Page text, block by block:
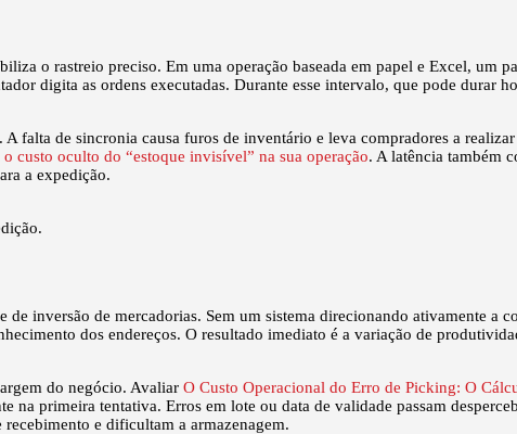
o rastreio preciso. Em uma operação baseada em papel e Excel, um
digita as ordens executadas. Durante esse intervalo, que pode durar
falta de sincronia causa furos de inventário e leva compradores a
custo oculto do “estoque invisível” na sua operação. A latência também
a expedição.
inversão de mercadorias. Sem um sistema direcionando ativamente a
dos endereços. O resultado imediato é a variação de
do negócio. Avaliar O Custo Operacional do Erro de Picking: O
na primeira tentativa. Erros em lote ou data de validade passam
e dificultam a armazenagem.